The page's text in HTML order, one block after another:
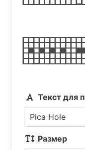
Текст для
Размер